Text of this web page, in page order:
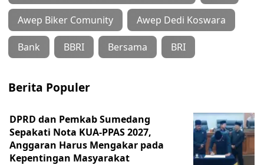
Awep Biker Comunity Awep Dedi Koswara
Bank BBRI Bersama BRI
Berita Populer
DPRD dan Pemkab Sumedang
Sepakati Nota KUA-PPAS 2027,
Anggaran Harus Mengakar pada
Kepentingan Masyarakat